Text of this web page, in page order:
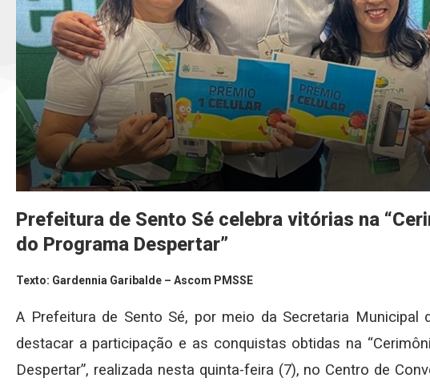
Prefeitura de Sento Sé celebra vitórias na
do Programa Despertar”
Texto: Gardennia Garibalde – Ascom PMSSE
A Prefeitura de Sento Sé, por meio da Secretaria Municipal
destacar a participação e as conquistas obtidas na
Despertar”, realizada nesta quinta-feira (7), no Centro de